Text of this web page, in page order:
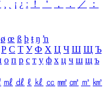
˙ ¸ ¡ ¿ ː ！ ＇ ， ． ／
：
ø œ ß þ ŧ ŋ ŉ
Р С Т У Ф Х Ц Ч Ш Щ Ъ
о п р с т у ф х ц ч ш щ ъ
㎖ ㎗ ℓ ㎘ ㏄ ㎣ ㎤ ㎥ ㎦